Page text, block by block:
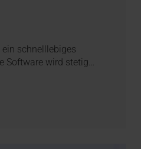
schnelllebiges
Software wird stetig…